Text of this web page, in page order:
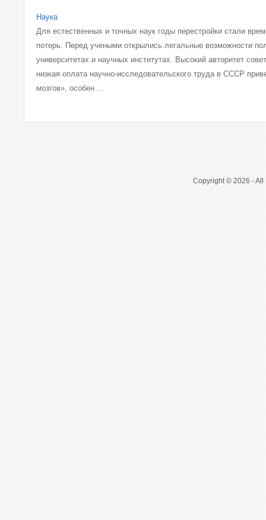
Наука
Для естественных и точных наук годы перестройки стали
потерь. Перед учеными открылись легальные возможности
университетах и научных институтах. Высокий авторитет
низкая оплата научно-исследовательского труда в СССР
мозгов», особен ...
Copyright © 2026 - All